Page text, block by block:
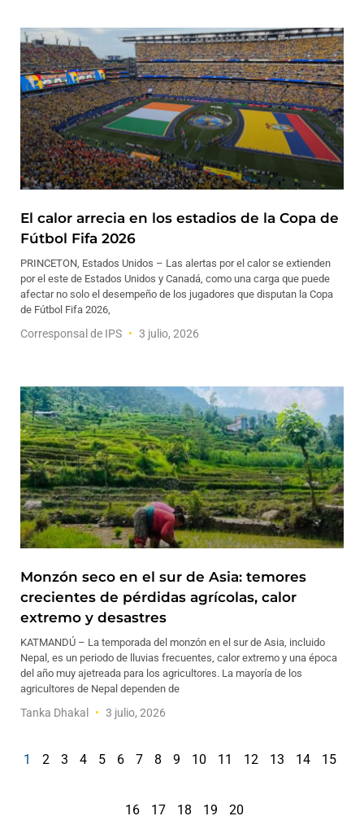
El calor arrecia en los estadios de la Copa de
Fútbol Fifa 2026
PRINCETON, Estados Unidos – Las alertas por el calor se extienden
por el este de Estados Unidos y Canadá, como una carga que puede
afectar no solo el desempeño de los jugadores que disputan la Copa
de Fútbol Fifa 2026,
Corresponsal de IPS 3 julio, 2026
Monzón seco en el sur de Asia: temores
crecientes de pérdidas agrícolas, calor
extremo y desastres
KATMANDÚ – La temporada del monzón en el sur de Asia, incluido
Nepal, es un periodo de lluvias frecuentes, calor extremo y una época
del año muy ajetreada para los agricultores. La mayoría de los
agricultores de Nepal dependen de
Tanka Dhakal 3 julio, 2026
1 2 3 4 5 6 7 8 9 10 11 12 13 14 15
16 17 18 19 20